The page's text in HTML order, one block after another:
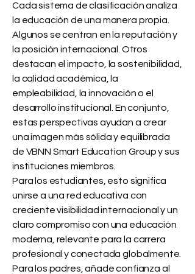
Cada sistema de clasificación analiza
la educación de una manera propia.
Algunos se centran en la reputación y
la posición internacional. Otros
destacan el impacto, la sostenibilidad,
la calidad académica, la
empleabilidad, la innovación o el
desarrollo institucional. En conjunto,
estas perspectivas ayudan a crear
una imagen más sólida y equilibrada
de VBNN Smart Education Group y sus
instituciones miembros.
Para los estudiantes, esto significa
unirse a una red educativa con
creciente visibilidad internacional y un
claro compromiso con una educación
moderna, relevante para la carrera
profesional y conectada globalmente.
Para los padres, añade confianza al